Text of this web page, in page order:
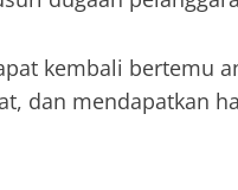
kembali bertemu
dan mendapatkan